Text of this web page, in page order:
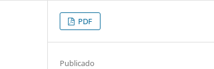
PDF
Publicado